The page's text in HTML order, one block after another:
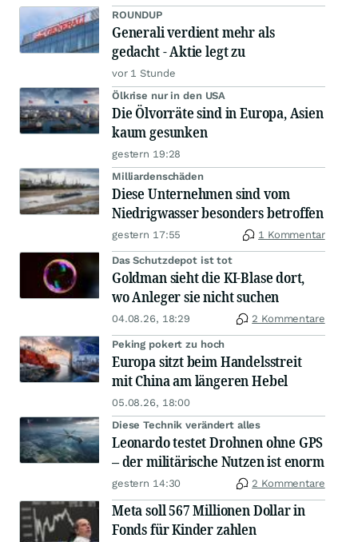
ROUNDUP
Generali verdient mehr als
gedacht - Aktie legt zu
vor 1 Stunde
Ölkrise nur in den USA
Die Ölvorräte sind in Europa, Asien
kaum gesunken
gestern 19:28
Milliardenschäden
Diese Unternehmen sind vom
Niedrigwasser besonders betroffen
gestern 17:55 1 Kommentar
Das Schutzdepot ist tot
Goldman sieht die KI-Blase dort,
wo Anleger sie nicht suchen
04.08.26, 18:29 2 Kommentare
Peking pokert zu hoch
Europa sitzt beim Handelsstreit
mit China am längeren Hebel
05.08.26, 18:00
Diese Technik verändert alles
Leonardo testet Drohnen ohne GPS
– der militärische Nutzen ist enorm
gestern 14:30 2 Kommentare
Meta soll 567 Millionen Dollar in
Fonds für Kinder zahlen